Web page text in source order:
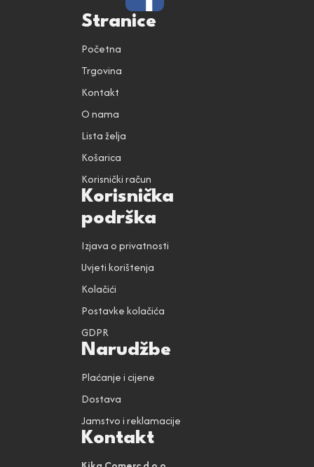
Stranice
Početna
Trgovina
Kontakt
O nama
Lista želja
Košarica
Korisnički račun
Korisnička
podrška
Izjava o privatnosti
Uvjeti korištenja
Kolačići
Postavke kolačića
GDPR
Narudžbe
Plaćanje i cijene
Dostava
Jamstvo i reklamacije
Kontakt